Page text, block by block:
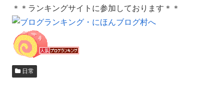
＊＊ランキングサイトに参加しております＊＊
日常